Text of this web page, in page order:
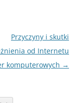
Przyczyny i skutki
od Internetu
komputerowych →